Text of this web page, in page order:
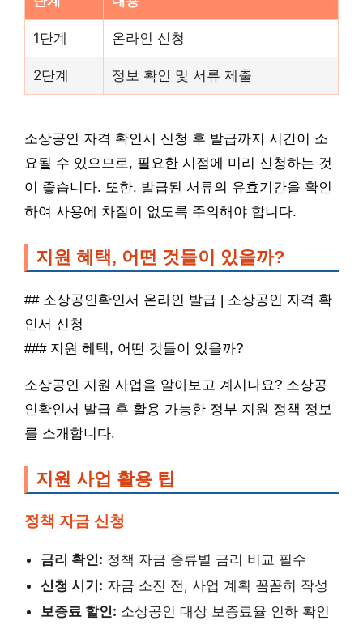
1단계 온라인 신청
2단계 정보 확인 및 서류 제출
소상공인 자격 확인서 신청 후 발급까지 시간이 소
요될 수 있으므로, 필요한 시점에 미리 신청하는 것
이 좋습니다. 또한, 발급된 서류의 유효기간을 확인
하여 사용에 차질이 없도록 주의해야 합니다.
지원 혜택, 어떤 것들이 있을까?
## 소상공인확인서 온라인 발급 | 소상공인 자격 확
인서 신청
### 지원 혜택, 어떤 것들이 있을까?
소상공인 지원 사업을 알아보고 계시나요? 소상공
인확인서 발급 후 활용 가능한 정부 지원 정책 정보
를 소개합니다.
지원 사업 활용 팁
정책 자금 신청
금리 확인: 정책 자금 종류별 금리 비교 필수
신청 시기: 자금 소진 전, 사업 계획 꼼꼼히 작성
보증료 할인: 소상공인 대상 보증료율 인하 확인